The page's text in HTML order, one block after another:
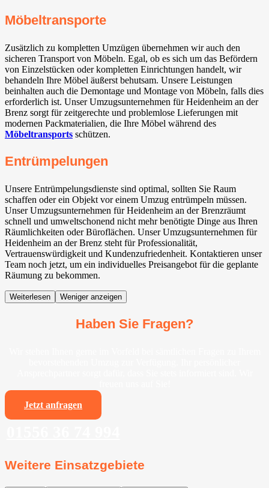
Möbeltransporte
Zusätzlich zu kompletten Umzügen übernehmen wir auch den
sicheren Transport von Möbeln. Egal, ob es sich um das Befördern
von Einzelstücken oder kompletten Einrichtungen handelt, wir
behandeln Ihre Möbel äußerst behutsam. Unsere Leistungen
beinhalten auch die Demontage und Montage von Möbeln, falls dies
erforderlich ist. Unser Umzugsunternehmen für Heidenheim an der
Brenz sorgt für zeitgerechte und problemlose Lieferungen mit
modernen Packmaterialien, die Ihre Möbel während des
Möbeltransports schützen.
Entrümpelungen
Unsere Entrümpelungsdienste sind optimal, sollten Sie Raum
schaffen oder ein Objekt vor einem Umzug entrümpeln müssen.
Unser Umzugsunternehmen für Heidenheim an der Brenzräumt
schnell und umweltschonend nicht mehr benötigte Dinge aus Ihren
Räumlichkeiten oder Büroflächen. Unser Umzugsunternehmen für
Heidenheim an der Brenz steht für Professionalität,
Vertrauenswürdigkeit und Kundenzufriedenheit. Kontaktieren unser
Team noch jetzt, um ein individuelles Preisangebot für die geplante
Räumung zu bekommen.
Weiterlesen Weniger anzeigen
Haben Sie Fragen?
Jetzt anfragen
Weitere Einsatzgebiete